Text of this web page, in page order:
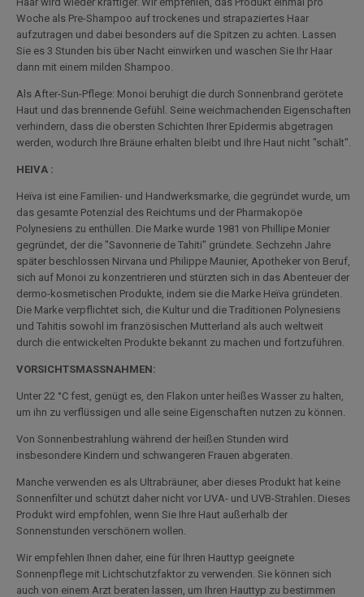
Woche als Pre-Shampoo auf trockenes und strapaziertes Haar
aufzutragen und dabei besonders auf die Spitzen zu achten. Lassen
Sie es 3 Stunden bis über Nacht einwirken und waschen Sie Ihr Haar
dann mit einem milden Shampoo.
Als After-Sun-Pflege: Monoi beruhigt die durch Sonnenbrand gerötete
Haut und das brennende Gefühl. Seine weichmachenden Eigenschaften
verhindern, dass die obersten Schichten Ihrer Epidermis abgetragen
werden, wodurch Ihre Bräune erhalten bleibt und Ihre Haut nicht "schält".
HEIVA :
Heïva ist eine Familien- und Handwerksmarke, die gegründet wurde, um
das gesamte Potenzial des Reichtums und der Pharmakopöe
Polynesiens zu enthüllen. Die Marke wurde 1981 von Phillipe Monier
gegründet, der die "Savonnerie de Tahiti" gründete. Sechzehn Jahre
später beschlossen Nirvana und Philippe Maunier, Apotheker von Beruf,
sich auf Monoi zu konzentrieren und stürzten sich in das Abenteuer der
dermo-kosmetischen Produkte, indem sie die Marke Heïva gründeten.
Die Marke verpflichtet sich, die Kultur und die Traditionen Polynesiens
und Tahitis sowohl im französischen Mutterland als auch weltweit
durch die entwickelten Produkte bekannt zu machen und fortzuführen.
VORSICHTSMASSNAHMEN:
Unter 22 °C fest, genügt es, den Flakon unter heißes Wasser zu halten,
um ihn zu verflüssigen und alle seine Eigenschaften nutzen zu können.
Von Sonnenbestrahlung während der heißen Stunden wird
insbesondere Kindern und schwangeren Frauen abgeraten.
Manche verwenden es als Ultrabräuner, aber dieses Produkt hat keine
Sonnenfilter und schützt daher nicht vor UVA- und UVB-Strahlen. Dieses
Produkt wird empfohlen, wenn Sie Ihre Haut außerhalb der
Sonnenstunden verschönern wollen.
Wir empfehlen Ihnen daher, eine für Ihren Hauttyp geeignete
Sonnenpflege mit Lichtschutzfaktor zu verwenden. Sie können sich
auch von einem Arzt beraten lassen, um Ihren Hauttyp zu bestimmen